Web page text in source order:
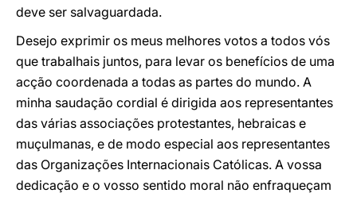
deve ser salvaguardada.
Desejo exprimir os meus melhores votos a todos vós
que trabalhais juntos, para levar os benefícios de uma
acção coordenada a todas as partes do mundo. A
minha saudação cordial é dirigida aos representantes
das várias associações protestantes, hebraicas e
muçulmanas, e de modo especial aos representantes
das Organizações Internacionais Católicas. A vossa
dedicação e o vosso sentido moral não enfraqueçam